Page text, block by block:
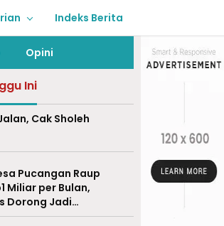
Indeks Berita
Opini
Ini
Cak Sholeh
Pucangan Raup
Miliar per Bulan,
Dorong Jadi
Nasional